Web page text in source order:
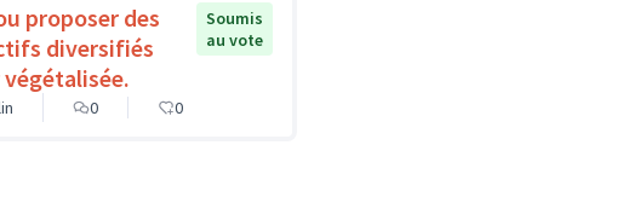
proposer des
diversifiés
Soumis
au vote
0 0